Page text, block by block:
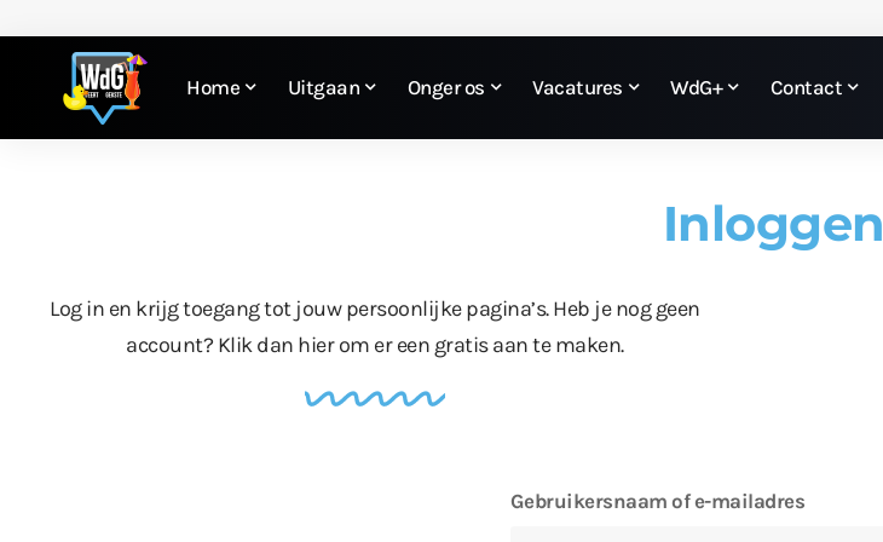
Home Uitgaan Onger os Vacatures WdG+ Contact
Inloggen
Log in en krijg toegang tot jouw persoonlijke pagina’s. Heb je nog geen
account? Klik dan hierom er een gratis aan te maken.
Gebruikersnaam of e-mailadres